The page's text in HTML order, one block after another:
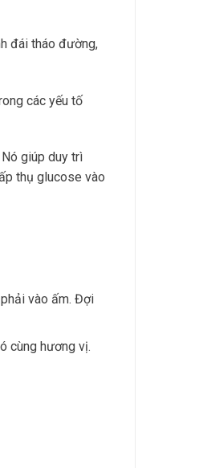
đái tháo đường,
các yếu tố
Nó giúp duy trì
thụ glucose vào
vào ấm. Đợi
cùng hương vị.